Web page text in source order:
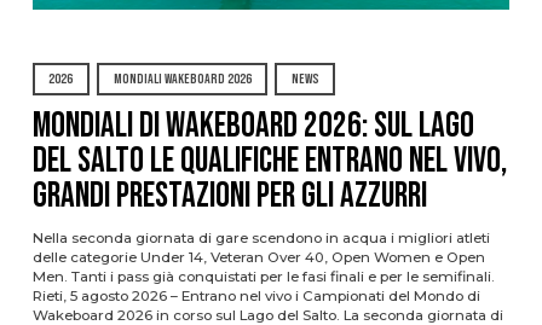
2026 MONDIALI WAKEBOARD 2026 NEWS
Mondiali di Wakeboard 2026: sul Lago
del Salto le qualifiche entrano nel vivo,
grandi prestazioni per gli azzurri
Nella seconda giornata di gare scendono in acqua i migliori atleti
delle categorie Under 14, Veteran Over 40, Open Women e Open
Men. Tanti i pass già conquistati per le fasi finali e per le semifinali.
Rieti, 5 agosto 2026 – Entrano nel vivo i Campionati del Mondo di
Wakeboard 2026 in corso sul Lago del Salto. La seconda giornata di